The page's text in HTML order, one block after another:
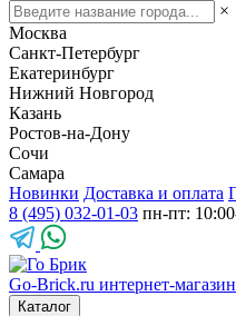
×
Москва
Санкт-Петербург
Екатеринбург
Нижний Новгород
Казань
Ростов-на-Дону
Сочи
Самара
Новинки Доставка и оплата
8 (495) 032-01-03 пн-пт:
Go-Brick.ru интернет-
Каталог